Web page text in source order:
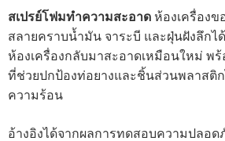
สเปรย์โฟมทำความสะอาด ห้องเครื่องข
สลายคราบน้ำมัน จาระบี และฝุ่นฝังลึกไ
ห้องเครื่องกลับมาสะอาดเหมือนใหม่ พร้
ที่ช่วยปกป้องท่อยางและชิ้นส่วนพลาสติ
ความร้อน
อ้างอิงได้จากผลการทดสอบความปลอ